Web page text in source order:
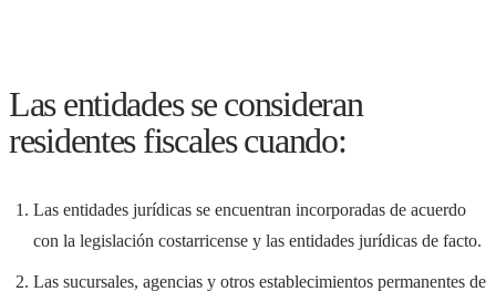
Las entidades se consideran
residentes fiscales cuando:
Las entidades jurídicas se encuentran incorporadas de acuerdo
con la legislación costarricense y las entidades jurídicas de facto.
Las sucursales, agencias y otros establecimientos permanentes de